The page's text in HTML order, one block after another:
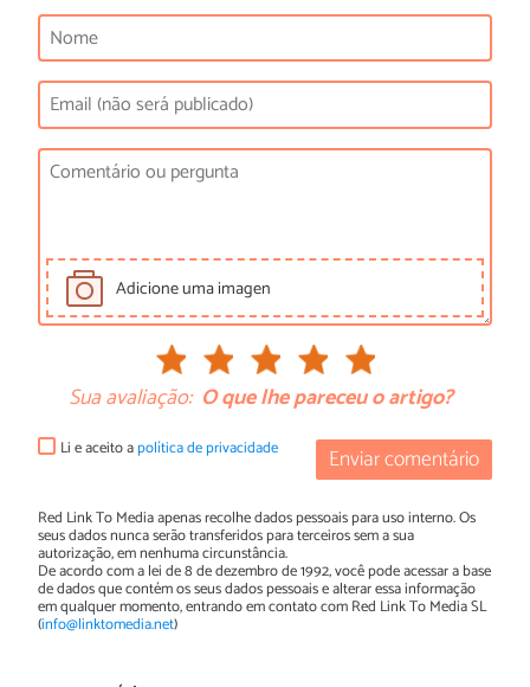
Adicione uma imagen
Sua avaliação: O que lhe pareceu o artigo?
Enviar comentário
Li e aceito apolítica de privacidade
Red Link To Media apenas recolhe dados pessoais para uso interno. Os
seus dados nunca serão transferidos para terceiros sem a sua
autorização, em nenhuma circunstância.
De acordo com a lei de 8 de dezembro de 1992, você pode acessar a base
de dados que contém os seus dados pessoais e alterar essa informação
em qualquer momento, entrando em contato com Red Link To Media SL
(info@linktomedia.net)